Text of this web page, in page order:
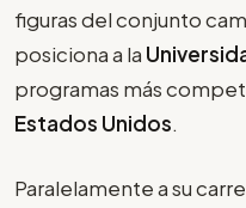
figuras del conjunto
posiciona a la
programas más
Estados Unidos.
Paralelamente a su